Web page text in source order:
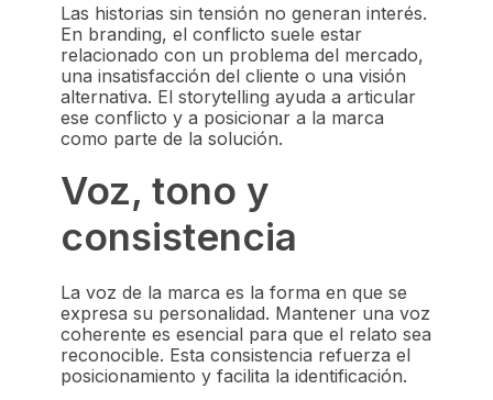
Las historias sin tensión no generan interés.
En branding, el conflicto suele estar
relacionado con un problema del mercado,
una insatisfacción del cliente o una visión
alternativa. El storytelling ayuda a articular
ese conflicto y a posicionar a la marca
como parte de la solución.
Voz, tono y
consistencia
La voz de la marca es la forma en que se
expresa su personalidad. Mantener una voz
coherente es esencial para que el relato sea
reconocible. Esta consistencia refuerza el
posicionamiento y facilita la identificación.